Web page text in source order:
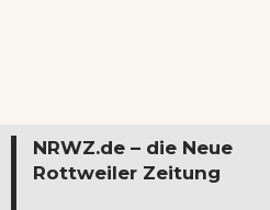
NRWZ.de – die Neue
Rottweiler Zeitung